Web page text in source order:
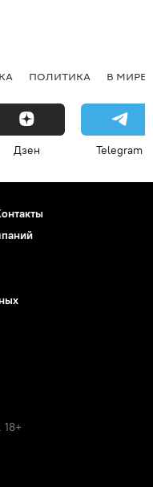
ПОЛИТИКА В МИРЕ
Дзен Telegram